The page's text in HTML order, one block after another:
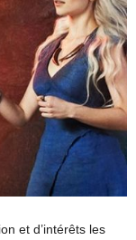
et d’intérêts les